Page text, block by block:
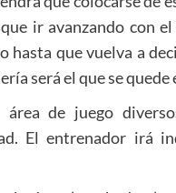
ir avanzando con
que vuelva a
será el que se
de juego
El entrenador irá